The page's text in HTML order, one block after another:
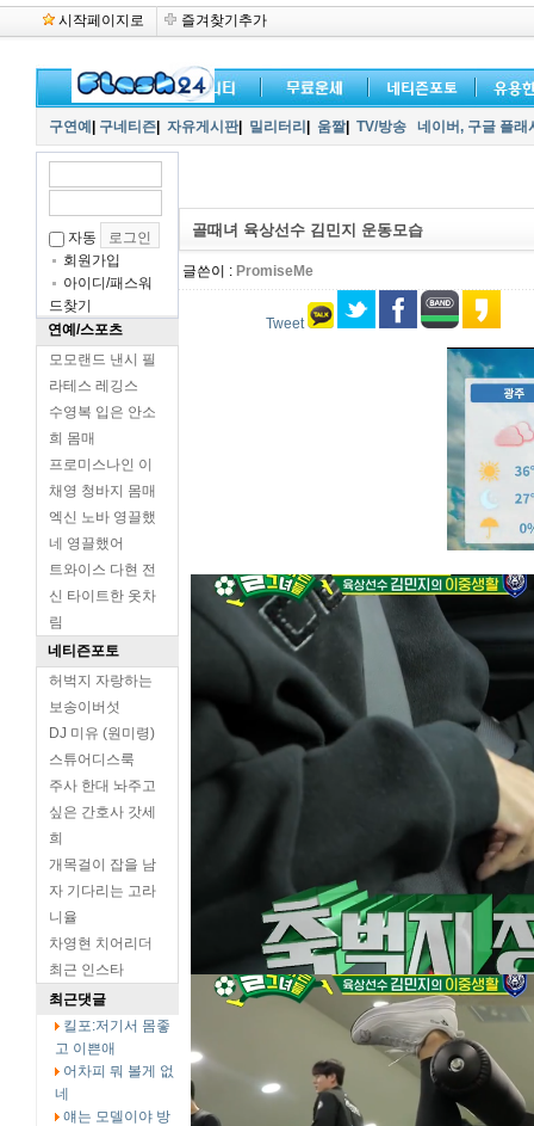
시작페이지로 즐겨찾기추가
구연예 구네티즌 자유게시판| 밀리터리 움짤| TV/방송 네이버, 구글 플
자동
회원가입
아이디/패스워
드찾기
연예/스포츠
모모랜드 낸시 필
라테스 레깅스
수영복 입은 안소
희 몸매
프로미스나인 이
채영 청바지 몸매
엑신 노바 영끌했
네 영끌했어
트와이스 다현 전
신 타이트한 옷차
림
네티즌포토
허벅지 자랑하는
보송이버섯
DJ 미유 (원미령)
스튜어디스룩
주사 한대 놔주고
싶은 간호사 갓세
희
개목걸이 잡을 남
자 기다리는 고라
니율
차영현 치어리더
최근 인스타
최근댓글
킬포:저기서 몸좋
고 이쁜애
어차피 뭐 볼게 없
네
얘는 모델이야 방
골때녀 육상선수 김민지 운동모습
글쓴이 : PromiseMe
Tweet